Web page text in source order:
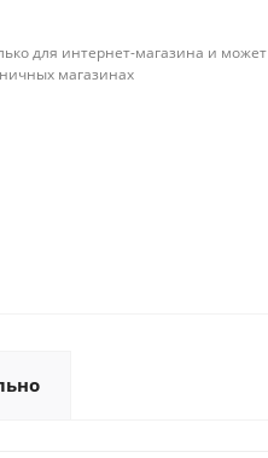
для интернет-магазина и может
магазинах